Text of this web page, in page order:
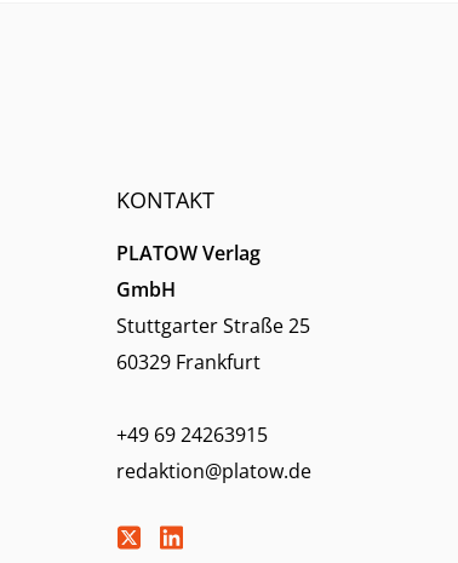
KONTAKT
PLATOW Verlag
GmbH
Stuttgarter Straße 25
60329 Frankfurt
+49 69 24263915
redaktion@platow.de